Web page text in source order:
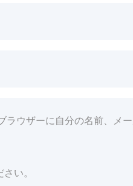
ウザーに自分の名前、メ
い。